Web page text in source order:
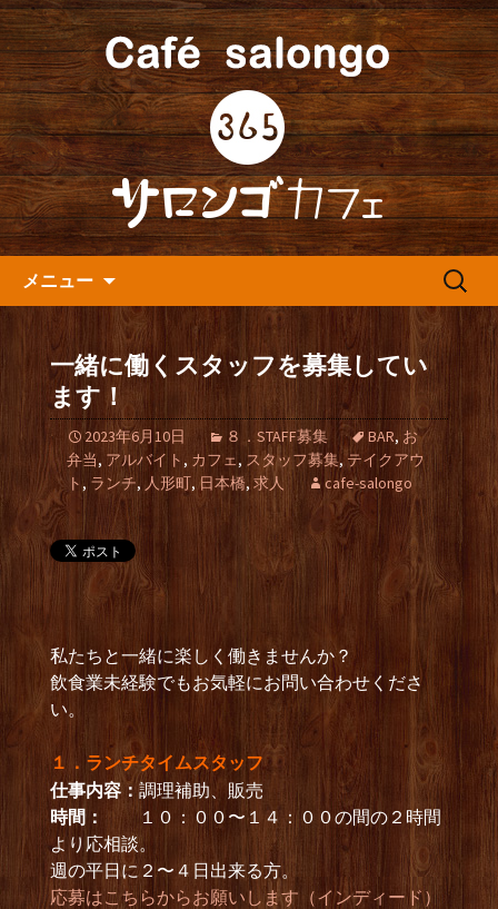
人形町の『365(サロンゴ)カフ
ェ』よりお知らせ
人形町の音楽カフェ『365カフェ』より
最新情報をお届けします。
メニュー
検
一緒に働くスタッフを募集してい
ます！
2023年6月10日 ８．STAFF募集 BAR, お
弁当, アルバイト , カフェ, スタッフ募集, テイクアウ
ト , ランチ, 人形町, 日本橋, 求人 cafe-salongo
私たちと一緒に楽しく働きませんか？
飲食業未経験でもお気軽にお問い合わせくださ
い。
１．ランチタイムスタッフ
仕事内容：調理補助、販売
時間：
１０：００〜１４：００の間の２時間
より応相談。
週の平日に２〜４日出来る方。
応募はこちらからお願いします（インディード）